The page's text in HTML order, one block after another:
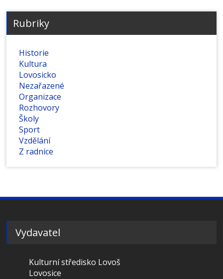
Rubriky
Historie
Kultura
Lovosicko
Nezařazené
Organizace
Rozhovory
Školy
Sport
Vzdělání
Z radnice
Vydavatel
Kulturní středisko Lovoš
Lovosice